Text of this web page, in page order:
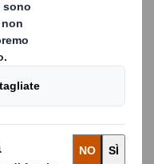
e al tracciamento
il nostro
mercati
e alla
per